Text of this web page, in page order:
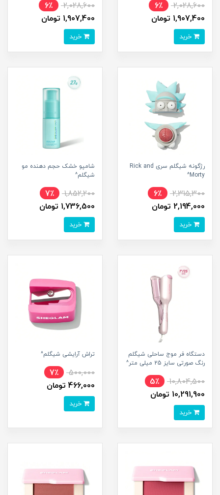
2,028,600
6٪
1,907,400 تومان
2,028,600
6٪
1,907,400 تومان
رژگونه شیگلم سری Rick and
Morty^
2,315,300
6٪
2,194,000 تومان
شامپو خشک حجم دهنده مو
شیگلم^
1,852,200
7٪
1,736,500 تومان
دستگاه فر موج ساحلی شیگلم
رنگ صورتی سایز 25 میلی متر^
10,804,500
5٪
10,291,900 تومان
تراش آرایشی شیگلم^
500,000
7٪
466,000 تومان